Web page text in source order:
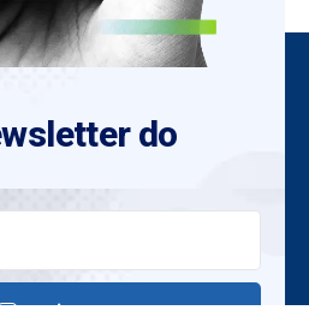
do
Enviar